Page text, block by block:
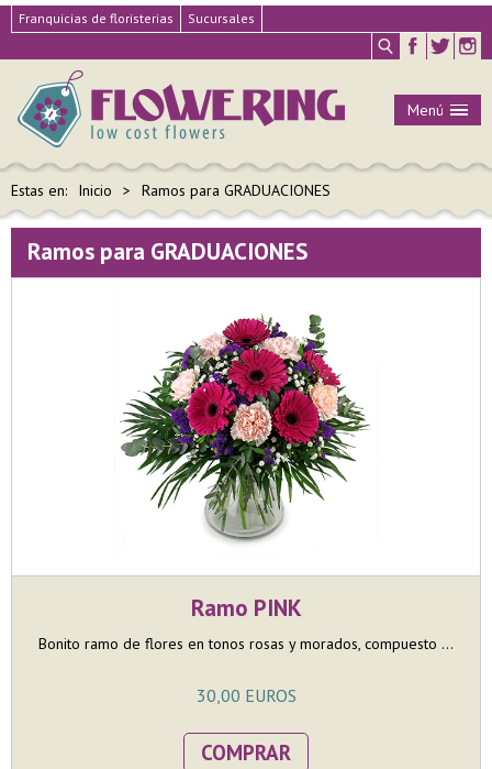
Franquicias de floristerias Sucursales
Menú
Estas en: Inicio Ramos para GRADUACIONES
Ramos para GRADUACIONES
Ramo PINK
Bonito ramo de flores en tonos rosas y morados, compuesto ...
30,00 EUROS
COMPRAR